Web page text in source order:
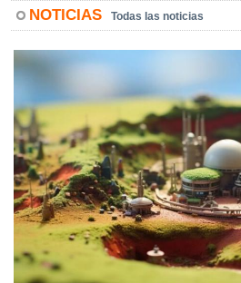
NOTICIAS Todas las noticias